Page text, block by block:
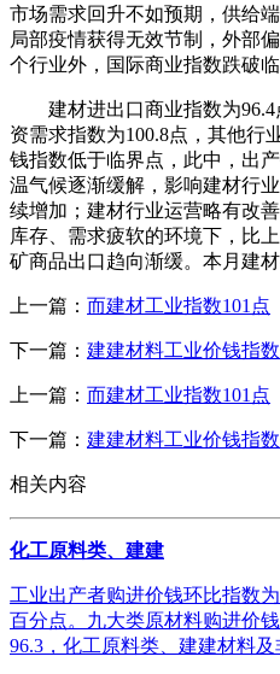
市场需求回升不如预期，供给
局部疫情获得无效节制，外部
个行业外，国际商业指数跌破
建材进出口商业指数为96.4
资需求指数为100.8点，其他行
钱指数低于临界点，此中，出
温气候逐渐缓解，影响建材行
续增加；建材行业运营略有改
库存、需求疲软的环境下，比
矿商品出口趋向渐缓。本月建
上一篇： 而建材工业指数101点
下一篇： 建建材料工业价钱指
上一篇： 而建材工业指数101点
下一篇： 建建材料工业价钱指
相关内容
化工原料类、建建
工业出产者购进价钱环比指数
百分点。九大类原材料购进价
96.3，化工原料类、建建材料及